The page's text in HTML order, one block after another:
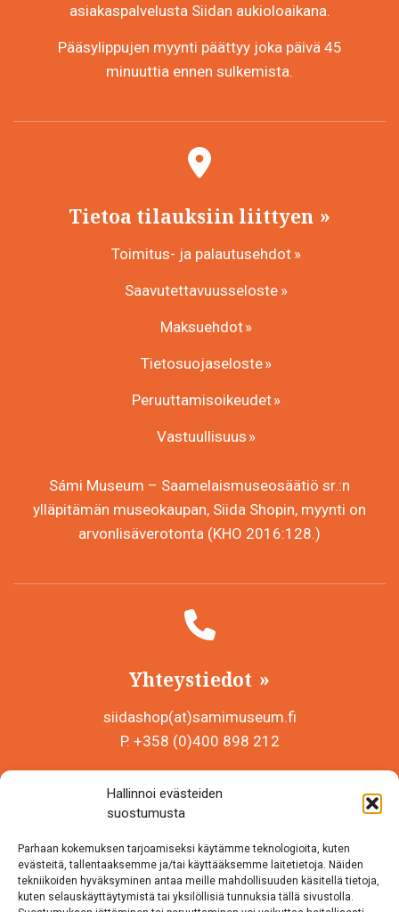
Hallinnoi evästeiden
suostumusta
Parhaan kokemuksen tarjoamiseksi käytämme teknologioita, kuten
evästeitä, tallentaaksemme ja/tai käyttääksemme laitetietoja. Näiden
tekniikoiden hyväksyminen antaa meille mahdollisuuden käsitellä tietoja,
kuten selauskäyttäytymistä tai yksilöllisiä tunnuksia tällä sivustolla.
asiakaspalvelusta Siidan aukioloaikana.
Pääsylippujen myynti päättyy joka päivä 45
minuuttia ennen sulkemista.
Tietoa tilauksiin liittyen
Toimitus- ja palautusehdot
Saavutettavuusseloste
Maksuehdot
Tietosuojaseloste
Peruuttamisoikeudet
Vastuullisuus
Sámi Museum – Saamelaismuseosäätiö sr.:n
ylläpitämän museokaupan, Siida Shopin, myynti on
arvonlisäverotonta (KHO 2016:128.)
Yhteystiedot
siidashop(at)samimuseum.fi
P. +358 (0)400 898 212
Y-tunnus 0625907-2
Inarintie 46
99870 Inari